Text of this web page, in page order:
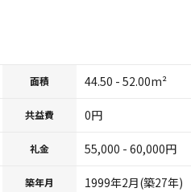
面積 44.50 - 52.00m²
共益費 0円
礼金 55,000 - 60,000円
築年月 1999年2月(築27年)